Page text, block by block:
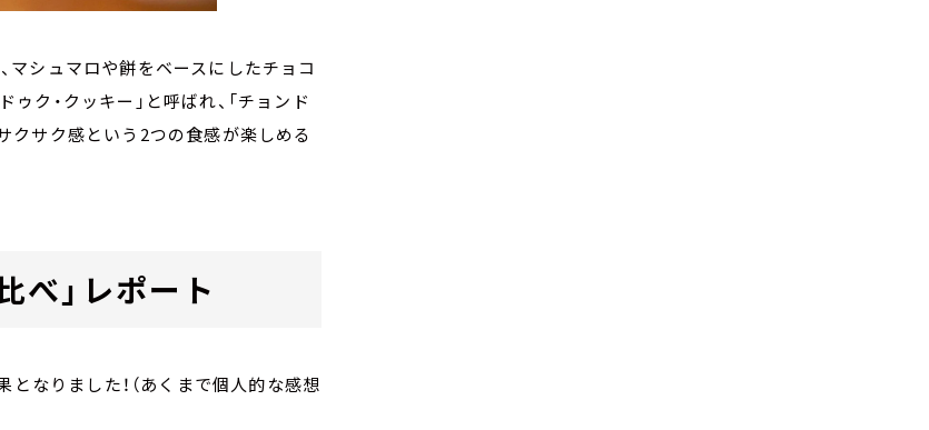
マシュマロや餅をベースにしたチョコ
ク・クッキー」と呼ばれ、「チョンド
クサク感という2つの食感が楽しめる
べ」レポート
なりました！（あくまで個人的な感想